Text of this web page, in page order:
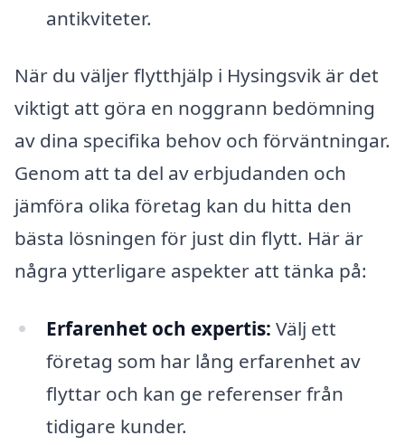
antikviteter.
När du väljer flytthjälp i Hysingsvik är det
viktigt att göra en noggrann bedömning
av dina specifika behov och förväntningar.
Genom att ta del av erbjudanden och
jämföra olika företag kan du hitta den
bästa lösningen för just din flytt. Här är
några ytterligare aspekter att tänka på:
Erfarenhet och expertis: Välj ett
företag som har lång erfarenhet av
flyttar och kan ge referenser från
tidigare kunder.